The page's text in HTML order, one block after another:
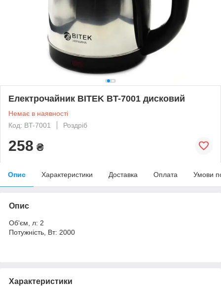
Електрочайник BITEK BT-7001 дисковий
Немає в наявності
Код: BT-7001
Роздріб
258 ₴
Опис Характеристики Доставка Оплата Умови
Опис
Об'єм, л: 2
Потужність, Вт: 2000
Характеристики